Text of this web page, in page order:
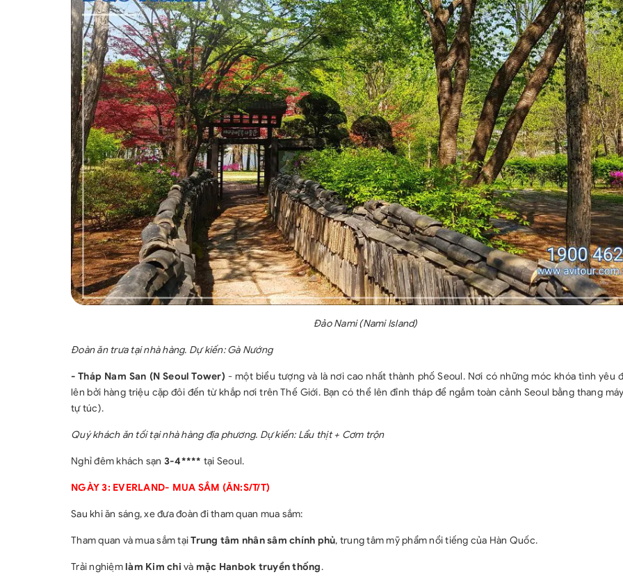
Đảo Nami (Nami Island)
Đoàn ăn trưa tại nhà hàng. Dự kiến: Gà Nướng
- Tháp Nam San (N Seoul Tower) - một biểu tượng và là nơi cao nhất thành phố Seoul. Nơi có những móc khóa tình yêu
lên bởi hàng triệu cặp đôi đến từ khắp nơi trên Thế Giới. Bạn có thể lên đỉnh tháp để ngắm toàn cảnh Seoul bằng thang
tự túc).
Quý khách ăn tối tại nhà hàng địa phương. Dự kiến: Lẩu thịt + Cơm trộn
Nghỉ đêm khách sạn 3-4**** tại Seoul.
NGÀY 3: EVERLAND- MUA SẮM (ĂN:S/T/T)
Sau khi ăn sáng, xe đưa đoàn đi tham quan mua sắm:
Tham quan và mua sắm tạiTrung tâm nhân sâm chính phủ, trung tâm mỹ phẩm nổi tiếng của Hàn Quốc.
Trải nghiệm làm Kim chi và mặc Hanbok truyền thống.